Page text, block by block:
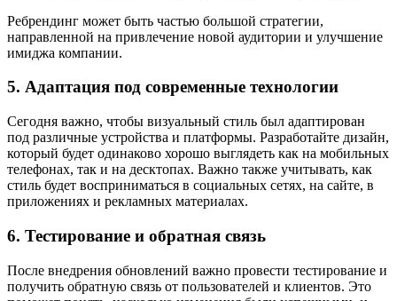
Ребрендинг может быть частью большой стратегии,
направленной на привлечение новой аудитории и улучшение
имиджа компании.
5. Адаптация под современные технологии
Сегодня важно, чтобы визуальный стиль был адаптирован
под различные устройства и платформы. Разработайте дизайн,
который будет одинаково хорошо выглядеть как на мобильных
телефонах, так и на десктопах. Важно также учитывать, как
стиль будет восприниматься в социальных сетях, на сайте, в
приложениях и рекламных материалах.
6. Тестирование и обратная связь
После внедрения обновлений важно провести тестирование и
получить обратную связь от пользователей и клиентов. Это